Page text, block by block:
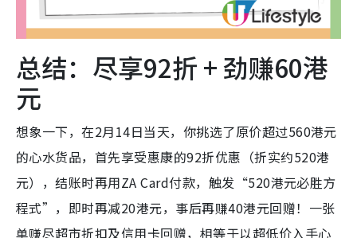
总结：尽享92折 + 劲赚60港
元
想象一下，在2月14日当天，你挑选了原价超过560港元
的心水货品，首先享受惠康的92折优惠（折实约520港
元），结账时再用ZA Card付款，触发“520港元必胜方
程式”，即时再减20港元，事后再赚40港元回赠！一张
单赚尽超市折扣及信用卡回赠，相等于以超低价入手心